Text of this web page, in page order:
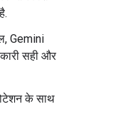
Gemini
सही और
के साथ